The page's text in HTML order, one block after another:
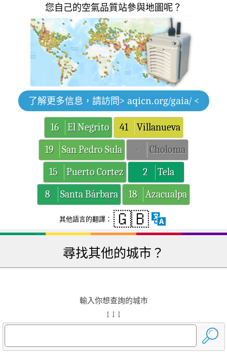
您自己的空氣品質站參與地圖呢？
了解更多信息，請訪問> aqicn.org/gaia/ <
16 El Negrito 41
Villanueva
19
San Pedro Sula -
Choloma
15
Puerto Cortez 2
Tela
8
Santa Bárbara 18 Azacualpa
其他語言的翻譯： 🇬🇧
尋找其他的城市？
輸入你想查詢的城市
↓ ↓ ↓